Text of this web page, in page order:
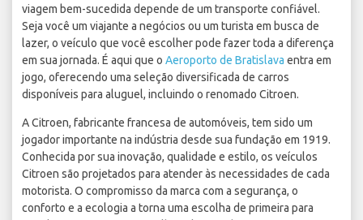
viagem bem-sucedida depende de um transporte confiável.
Seja você um viajante a negócios ou um turista em busca de
lazer, o veículo que você escolher pode fazer toda a diferença
em sua jornada. É aqui que o Aeroporto de Bratislava entra em
jogo, oferecendo uma seleção diversificada de carros
disponíveis para aluguel, incluindo o renomado Citroen.
A Citroen, fabricante francesa de automóveis, tem sido um
jogador importante na indústria desde sua fundação em 1919.
Conhecida por sua inovação, qualidade e estilo, os veículos
Citroen são projetados para atender às necessidades de cada
motorista. O compromisso da marca com a segurança, o
conforto e a ecologia a torna uma escolha de primeira para